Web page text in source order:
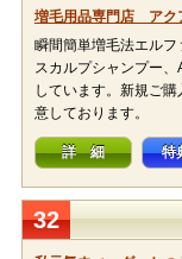
増毛用品専門店 アク
瞬間簡単増毛法エルフ
スカルプシャンプー
しています。新規ご
意しております。
詳 細 特
32